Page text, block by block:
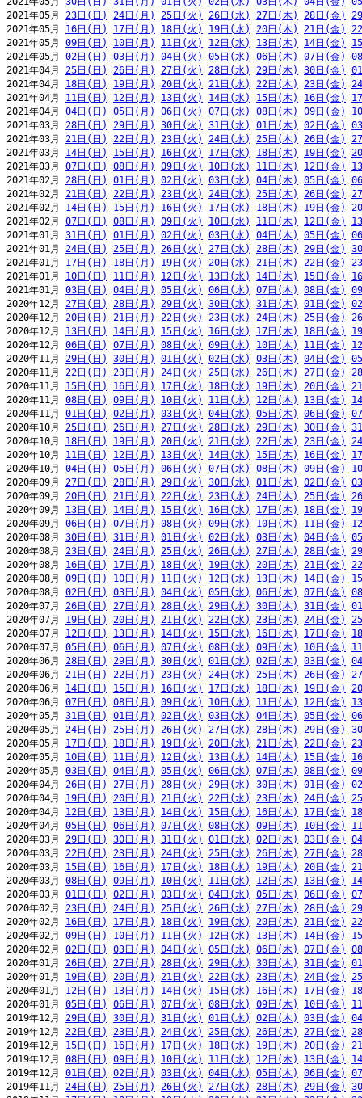
2021年05月 23日(日) 24日(月) 25日(火) 26日(水) 27日(木) 28日(金)
2021年05月 16日(日) 17日(月) 18日(火) 19日(水) 20日(木) 21日(金)
2021年05月 09日(日) 10日(月) 11日(火) 12日(水) 13日(木) 14日(金)
2021年05月 02日(日) 03日(月) 04日(火) 05日(水) 06日(木) 07日(金)
2021年04月 25日(日) 26日(月) 27日(火) 28日(水) 29日(木) 30日(金)
2021年04月 18日(日) 19日(月) 20日(火) 21日(水) 22日(木) 23日(金)
2021年04月 11日(日) 12日(月) 13日(火) 14日(水) 15日(木) 16日(金)
2021年04月 04日(日) 05日(月) 06日(火) 07日(水) 08日(木) 09日(金)
2021年03月 28日(日) 29日(月) 30日(火) 31日(水) 01日(木) 02日(金)
2021年03月 21日(日) 22日(月) 23日(火) 24日(水) 25日(木) 26日(金)
2021年03月 14日(日) 15日(月) 16日(火) 17日(水) 18日(木) 19日(金)
2021年03月 07日(日) 08日(月) 09日(火) 10日(水) 11日(木) 12日(金)
2021年02月 28日(日) 01日(月) 02日(火) 03日(水) 04日(木) 05日(金)
2021年02月 21日(日) 22日(月) 23日(火) 24日(水) 25日(木) 26日(金)
2021年02月 14日(日) 15日(月) 16日(火) 17日(水) 18日(木) 19日(金)
2021年02月 07日(日) 08日(月) 09日(火) 10日(水) 11日(木) 12日(金)
2021年01月 31日(日) 01日(月) 02日(火) 03日(水) 04日(木) 05日(金)
2021年01月 24日(日) 25日(月) 26日(火) 27日(水) 28日(木) 29日(金)
2021年01月 17日(日) 18日(月) 19日(火) 20日(水) 21日(木) 22日(金)
2021年01月 10日(日) 11日(月) 12日(火) 13日(水) 14日(木) 15日(金)
2021年01月 03日(日) 04日(月) 05日(火) 06日(水) 07日(木) 08日(金)
2020年12月 27日(日) 28日(月) 29日(火) 30日(水) 31日(木) 01日(金)
2020年12月 20日(日) 21日(月) 22日(火) 23日(水) 24日(木) 25日(金)
2020年12月 13日(日) 14日(月) 15日(火) 16日(水) 17日(木) 18日(金)
2020年12月 06日(日) 07日(月) 08日(火) 09日(水) 10日(木) 11日(金)
2020年11月 29日(日) 30日(月) 01日(火) 02日(水) 03日(木) 04日(金)
2020年11月 22日(日) 23日(月) 24日(火) 25日(水) 26日(木) 27日(金)
2020年11月 15日(日) 16日(月) 17日(火) 18日(水) 19日(木) 20日(金)
2020年11月 08日(日) 09日(月) 10日(火) 11日(水) 12日(木) 13日(金)
2020年11月 01日(日) 02日(月) 03日(火) 04日(水) 05日(木) 06日(金)
2020年10月 25日(日) 26日(月) 27日(火) 28日(水) 29日(木) 30日(金)
2020年10月 18日(日) 19日(月) 20日(火) 21日(水) 22日(木) 23日(金)
2020年10月 11日(日) 12日(月) 13日(火) 14日(水) 15日(木) 16日(金)
2020年10月 04日(日) 05日(月) 06日(火) 07日(水) 08日(木) 09日(金)
2020年09月 27日(日) 28日(月) 29日(火) 30日(水) 01日(木) 02日(金)
2020年09月 20日(日) 21日(月) 22日(火) 23日(水) 24日(木) 25日(金)
2020年09月 13日(日) 14日(月) 15日(火) 16日(水) 17日(木) 18日(金)
2020年09月 06日(日) 07日(月) 08日(火) 09日(水) 10日(木) 11日(金)
2020年08月 30日(日) 31日(月) 01日(火) 02日(水) 03日(木) 04日(金)
2020年08月 23日(日) 24日(月) 25日(火) 26日(水) 27日(木) 28日(金)
2020年08月 16日(日) 17日(月) 18日(火) 19日(水) 20日(木) 21日(金)
2020年08月 09日(日) 10日(月) 11日(火) 12日(水) 13日(木) 14日(金)
2020年08月 02日(日) 03日(月) 04日(火) 05日(水) 06日(木) 07日(金)
2020年07月 26日(日) 27日(月) 28日(火) 29日(水) 30日(木) 31日(金)
2020年07月 19日(日) 20日(月) 21日(火) 22日(水) 23日(木) 24日(金)
2020年07月 12日(日) 13日(月) 14日(火) 15日(水) 16日(木) 17日(金)
2020年07月 05日(日) 06日(月) 07日(火) 08日(水) 09日(木) 10日(金)
2020年06月 28日(日) 29日(月) 30日(火) 01日(水) 02日(木) 03日(金)
2020年06月 21日(日) 22日(月) 23日(火) 24日(水) 25日(木) 26日(金)
2020年06月 14日(日) 15日(月) 16日(火) 17日(水) 18日(木) 19日(金)
2020年06月 07日(日) 08日(月) 09日(火) 10日(水) 11日(木) 12日(金)
2020年05月 31日(日) 01日(月) 02日(火) 03日(水) 04日(木) 05日(金)
2020年05月 24日(日) 25日(月) 26日(火) 27日(水) 28日(木) 29日(金)
2020年05月 17日(日) 18日(月) 19日(火) 20日(水) 21日(木) 22日(金)
2020年05月 10日(日) 11日(月) 12日(火) 13日(水) 14日(木) 15日(金)
2020年05月 03日(日) 04日(月) 05日(火) 06日(水) 07日(木) 08日(金)
2020年04月 26日(日) 27日(月) 28日(火) 29日(水) 30日(木) 01日(金)
2020年04月 19日(日) 20日(月) 21日(火) 22日(水) 23日(木) 24日(金)
2020年04月 12日(日) 13日(月) 14日(火) 15日(水) 16日(木) 17日(金)
2020年04月 05日(日) 06日(月) 07日(火) 08日(水) 09日(木) 10日(金)
2020年03月 29日(日) 30日(月) 31日(火) 01日(水) 02日(木) 03日(金)
2020年03月 22日(日) 23日(月) 24日(火) 25日(水) 26日(木) 27日(金)
2020年03月 15日(日) 16日(月) 17日(火) 18日(水) 19日(木) 20日(金)
2020年03月 08日(日) 09日(月) 10日(火) 11日(水) 12日(木) 13日(金)
2020年03月 01日(日) 02日(月) 03日(火) 04日(水) 05日(木) 06日(金)
2020年02月 23日(日) 24日(月) 25日(火) 26日(水) 27日(木) 28日(金)
2020年02月 16日(日) 17日(月) 18日(火) 19日(水) 20日(木) 21日(金)
2020年02月 09日(日) 10日(月) 11日(火) 12日(水) 13日(木) 14日(金)
2020年02月 02日(日) 03日(月) 04日(火) 05日(水) 06日(木) 07日(金)
2020年01月 26日(日) 27日(月) 28日(火) 29日(水) 30日(木) 31日(金)
2020年01月 19日(日) 20日(月) 21日(火) 22日(水) 23日(木) 24日(金)
2020年01月 12日(日) 13日(月) 14日(火) 15日(水) 16日(木) 17日(金)
2020年01月 05日(日) 06日(月) 07日(火) 08日(水) 09日(木) 10日(金)
2019年12月 29日(日) 30日(月) 31日(火) 01日(水) 02日(木) 03日(金)
2019年12月 22日(日) 23日(月) 24日(火) 25日(水) 26日(木) 27日(金)
2019年12月 15日(日) 16日(月) 17日(火) 18日(水) 19日(木) 20日(金)
2019年12月 08日(日) 09日(月) 10日(火) 11日(水) 12日(木) 13日(金)
2019年12月 01日(日) 02日(月) 03日(火) 04日(水) 05日(木) 06日(金)
2019年11月 24日(日) 25日(月) 26日(火) 27日(水) 28日(木) 29日(金)